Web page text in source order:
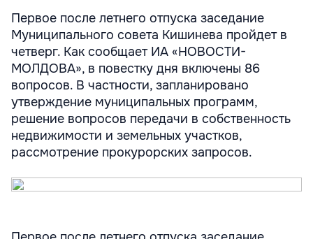
Первое после летнего отпуска заседание
Муниципального совета Кишинева пройдет в
четверг. Как сообщает ИА «НОВОСТИ-
МОЛДОВА», в повестку дня включены 86
вопросов. В частности, запланировано
утверждение муниципальных программ,
решение вопросов передачи в собственность
недвижимости и земельных участков,
рассмотрение прокурорских запросов.